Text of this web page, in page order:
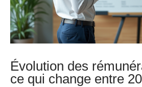
Évolution des
ce qui change entre